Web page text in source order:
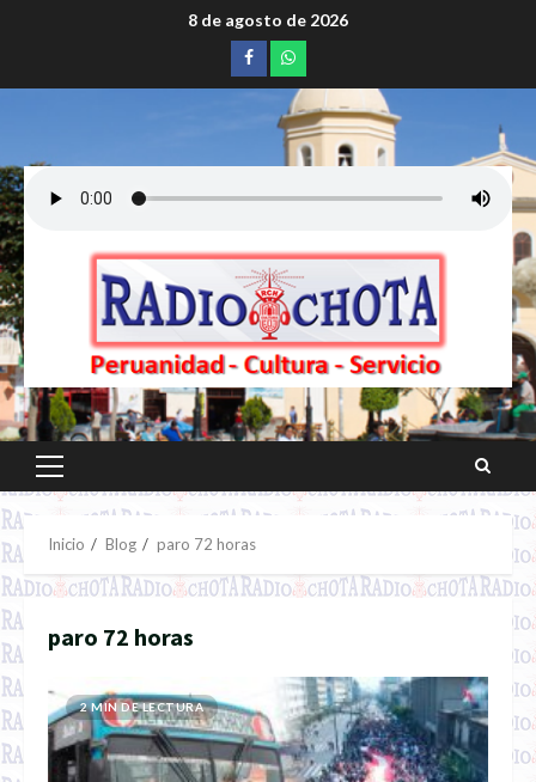
8 de agosto de 2026
Facebookwhatsapp
Menú
principal
Inicio Blog paro 72 horas
paro 72 horas
2 MIN DE LECTURA